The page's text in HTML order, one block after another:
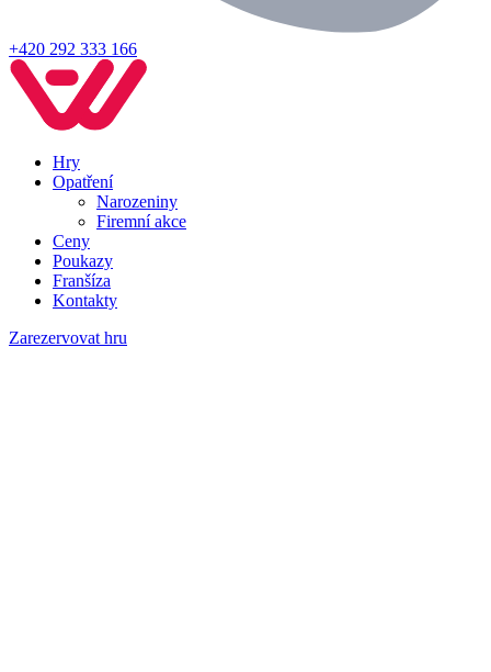
+420 292 333 166
Hry
Opatření
Narozeniny
Firemní akce
Ceny
Poukazy
Franšíza
Kontakty
Zarezervovat hru